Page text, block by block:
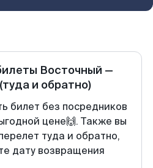
Восточный —
(туда и обратно)
билет без посредников
цене🙌. Также вы
туда и обратно,
дату возвращения